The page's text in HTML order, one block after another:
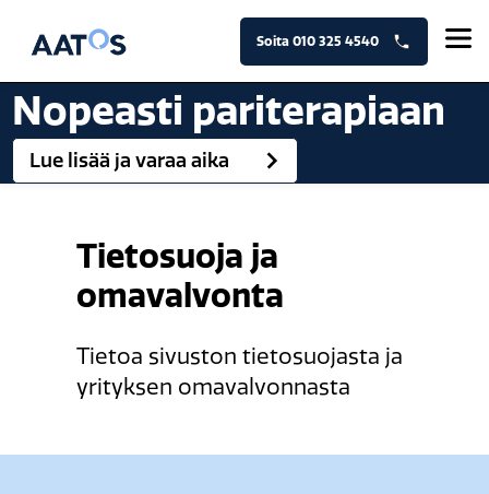
sisältöön
Soita 010 325 4540
Nopeasti pariterapiaan
Lue lisää ja varaa aika
Tietosuoja ja
omavalvonta
Tietoa sivuston tietosuojasta ja
yrityksen omavalvonnasta